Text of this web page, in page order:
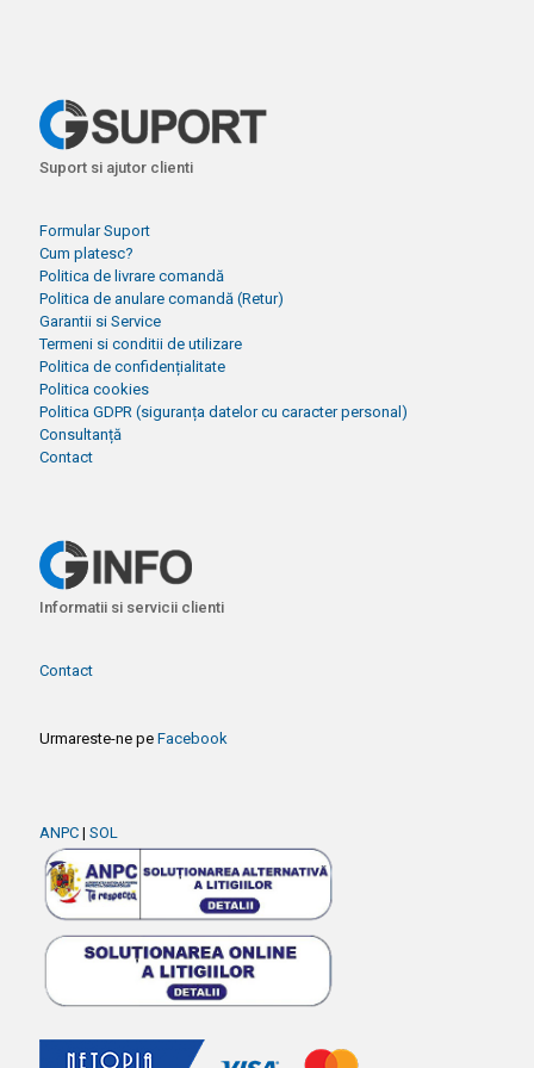
Suport si ajutor clienti
Formular Suport
Cum platesc?
Politica de livrare comandă
Politica de anulare comandă (Retur)
Garantii si Service
Termeni si conditii de utilizare
Politica de confidențialitate
Politica cookies
Politica GDPR (siguranța datelor cu caracter personal)
Consultanță
Contact
Informatii si servicii clienti
Contact
Urmareste-ne pe Facebook
ANPC | SOL